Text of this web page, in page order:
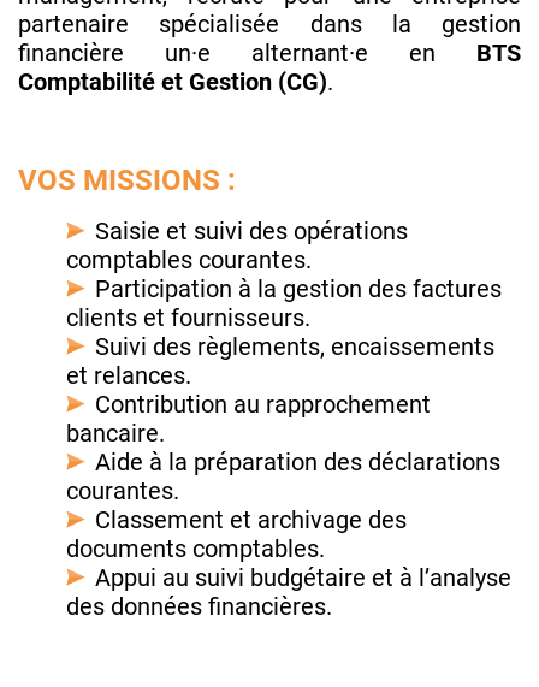
partenaire spécialisée dans la gestion
financière un·e alternant·e en BTS
Comptabilité et Gestion (CG).
VOS MISSIONS :
Saisie et suivi des opérations
comptables courantes.
Participation à la gestion des factures
clients et fournisseurs.
Suivi des règlements, encaissements
et relances.
Contribution au rapprochement
bancaire.
Aide à la préparation des déclarations
courantes.
Classement et archivage des
documents comptables.
Appui au suivi budgétaire et à l’analyse
des données financières.